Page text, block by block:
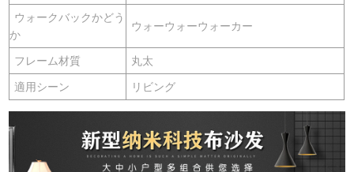
ウォークバックかどう
か
ウォーウォーウォーカー
フレーム材質 丸太
適用シーン リビング